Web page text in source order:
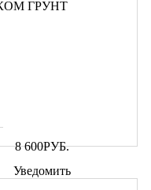
8 600РУБ.
Уведомить